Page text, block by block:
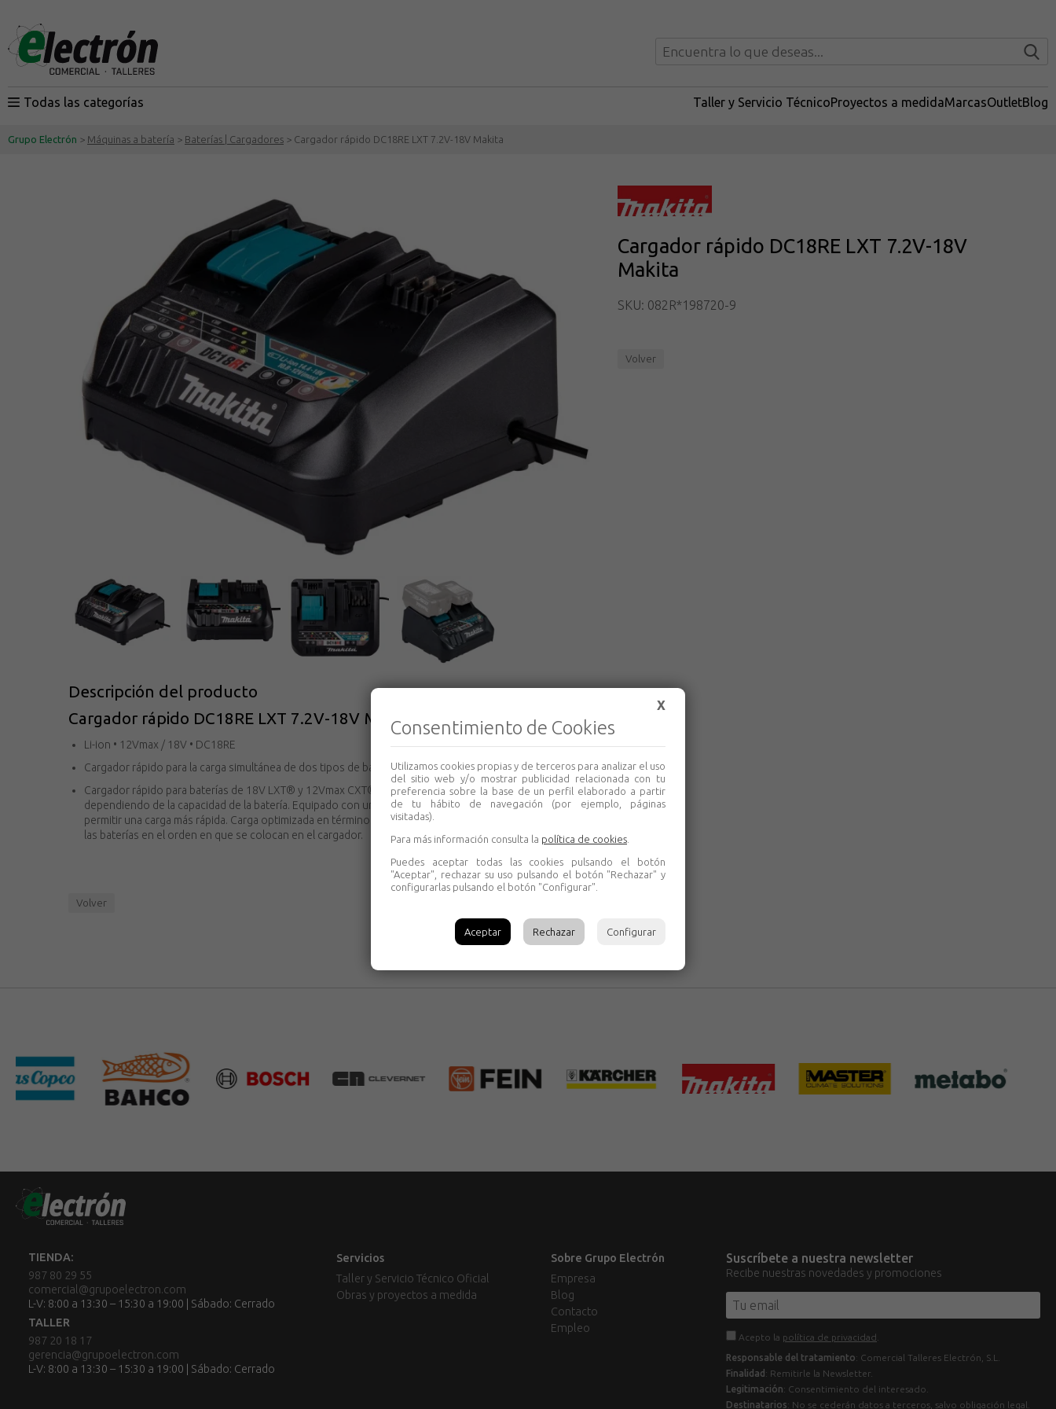
Todas las categorías Taller y Servicio TécnicoProyectos a medidaMarcasOutletBlog
Grupo Electrón > Máquinas a batería > Baterías | Cargadores > Cargador rápido DC18RE LXT 7.2V-18V Makita
Cargador rápido DC18RE LXT 7.2V-18V
Makita
SKU: 082R*198720-9
Volver
Descripción del producto
Cargador rápido DC18RE LXT 7.2V-18V Makita
Li-ion • 12Vmax / 18V • DC18RE
Cargador rápido para la carga simultánea de dos tipos de baterías
Cargador rápido para baterías de 18V LXT® y 12Vmax CXT®. Tiempo de carga de 15 a 60 minutos,
dependiendo de la capacidad de la batería. Equipado con un ventilador que enfría la batería para
permitir una carga más rápida. Carga optimizada en términos de voltaje, corriente y temperatura. Carga
las baterías en el orden en que se colocan en el cargador.
Volver
TIENDA:
987 80 29 55
comercial@grupoelectron.com
L-V: 8:00 a 13:30 – 15:30 a 19:00 | Sábado: Cerrado
TALLER
987 20 18 17
gerencia@grupoelectron.com
L-V: 8:00 a 13:30 – 15:30 a 19:00 | Sábado: Cerrado
Servicios
Taller y Servicio Técnico Oficial
Obras y proyectos a medida
Sobre Grupo Electrón
Empresa
Blog
Contacto
Empleo
Suscríbete a nuestra newsletter
Recibe nuestras novedades y promociones
Acepto la política de privacidad
Responsable del tratamiento: Comercial Talleres Electrón, S.L.
Finalidad : Remitirle la Newsletter.
Legitimación: Consentimiento del interesado.
Destinatarios: No se cederán datos a terceros, salvo obligación legal.
X
Consentimiento de Cookies
Utilizamos cookies propias y de terceros para analizar el uso
del sitio web y/o mostrar publicidad relacionada con tu
preferencia sobre la base de un perfil elaborado a partir
de tu hábito de navegación (por ejemplo, páginas
visitadas).
Para más información consulta la política de cookies
Puedes aceptar todas las cookies pulsando el botón
"Aceptar", rechazar su uso pulsando el botón "Rechazar" y
configurarlas pulsando el botón "Configurar".
Aceptar Rechazar Configurar